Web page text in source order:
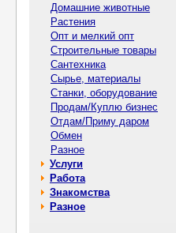
Домашние животные
Растения
Опт и мелкий опт
Строительные товары
Сантехника
Сырье, материалы
Станки, оборудование
Продам/Куплю бизнес
Отдам/Приму даром
Обмен
Разное
Услуги
Работа
Знакомства
Разное